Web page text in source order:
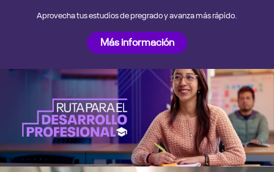
Aprovecha tus estudios de pregrado y avanza más rápido.
Más información